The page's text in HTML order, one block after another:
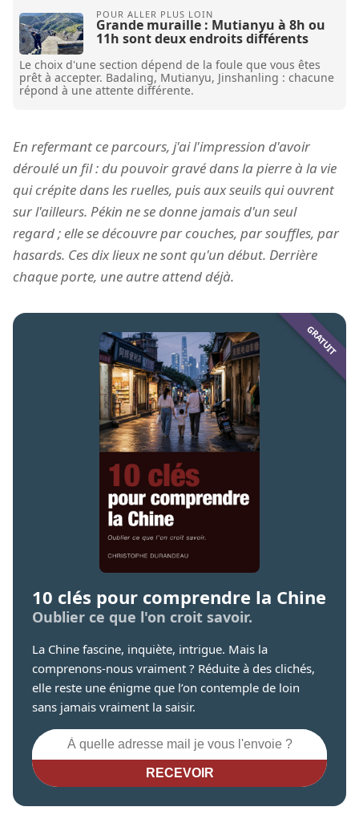
Grande muraille : Mutianyu à 8h ou
11h sont deux endroits différents
Le choix d'une section dépend de la foule que vous êtes
prêt à accepter. Badaling, Mutianyu, Jinshanling : chacune
répond à une attente différente.
En refermant ce parcours, j'ai l'impression d'avoir
déroulé un fil : du pouvoir gravé dans la pierre à la vie
qui crépite dans les ruelles, puis aux seuils qui ouvrent
sur l'ailleurs. Pékin ne se donne jamais d'un seul
regard ; elle se découvre par couches, par souffles, par
hasards. Ces dix lieux ne sont qu'un début. Derrière
chaque porte, une autre attend déjà.
10 clés pour comprendre la Chine
Oublier ce que l'on croit savoir.
La Chine fascine, inquiète, intrigue. Mais la
comprenons-nous vraiment ? Réduite à des clichés,
elle reste une énigme que l’on contemple de loin
sans jamais vraiment la saisir.
RECEVOIR